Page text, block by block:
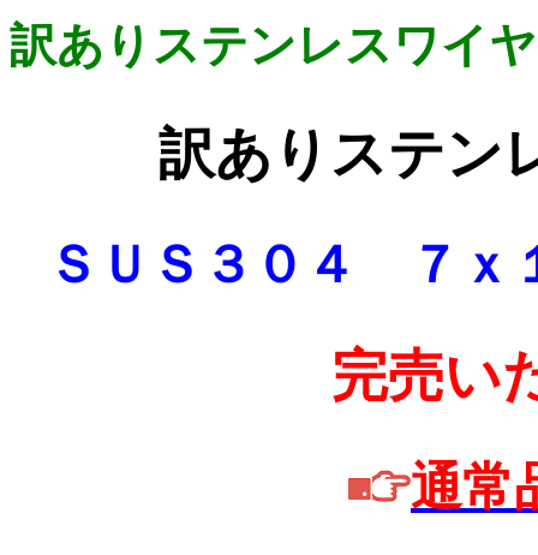
訳ありステンレスワイ
訳ありステン
ＳＵＳ３０４ ７ｘ
完売い
通常